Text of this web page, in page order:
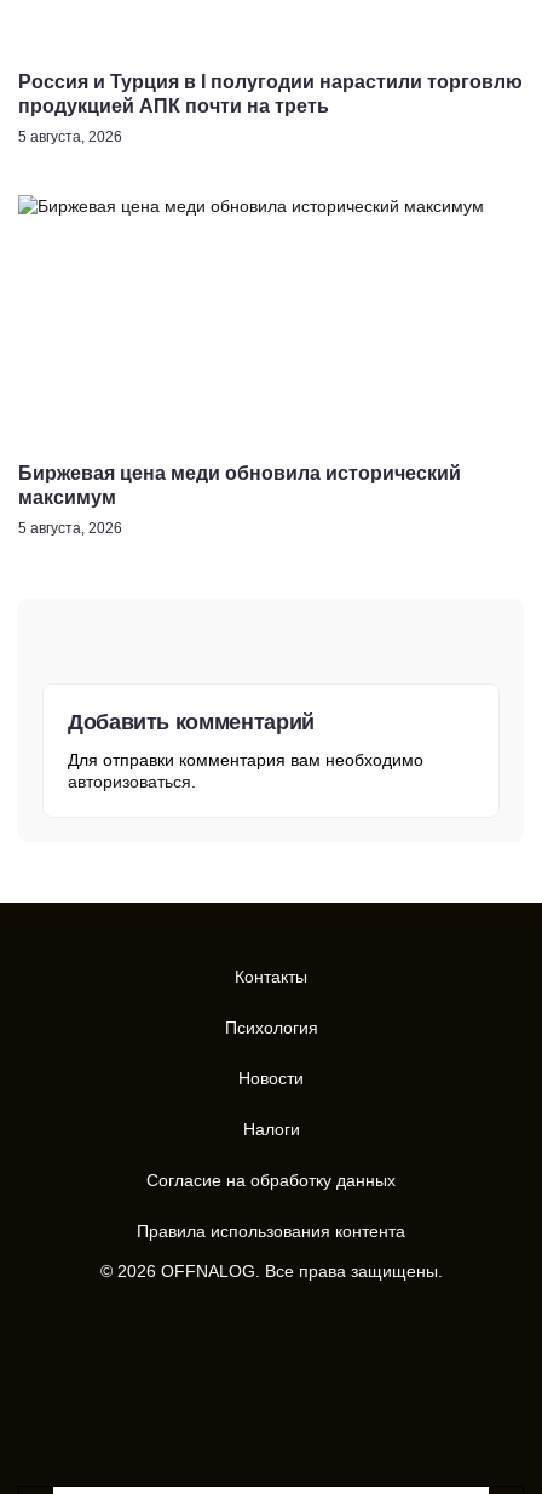
Россия и Турция в I полугодии нарастили торговлю
продукцией АПК почти на треть
5 августа, 2026
Биржевая цена меди обновила исторический
максимум
5 августа, 2026
Добавить комментарий
Для отправки комментария вам необходимо
авторизоваться.
Контакты
Психология
Новости
Налоги
Согласие на обработку данных
Правила использования контента
© 2026 OFFNALOG. Все права защищены.